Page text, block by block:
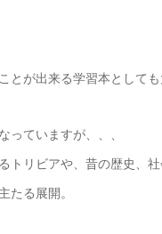
とが出来る学習本として
っていますが、、、
トリビアや、昔の歴史、
たる展開。